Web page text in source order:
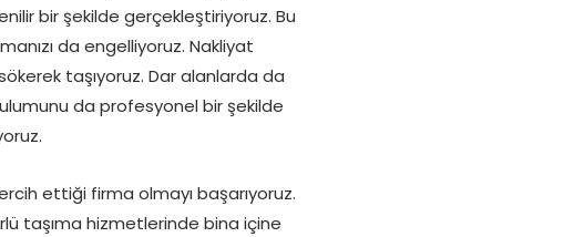
bir şekilde gerçekleştiriyoruz. Bu
da engelliyoruz. Nakliyat
taşıyoruz. Dar alanlarda da
da profesyonel bir şekilde
ettiği firma olmayı başarıyoruz.
taşıma hizmetlerinde bina içine